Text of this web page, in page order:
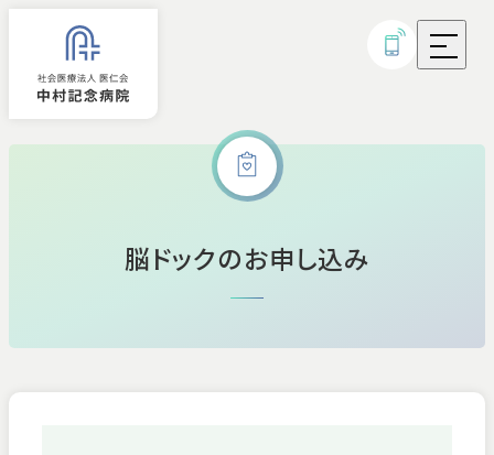
病気・治療について
脳ドックのお申し込み